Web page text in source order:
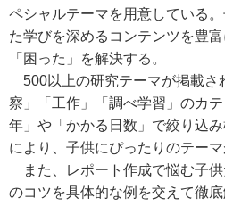
ペシャルテーマを用意している
た学びを深めるコンテンツを豊
「困った」を解決する。
500以上の研究テーマが掲載さ
察」「工作」「調べ学習」のカ
年」や「かかる日数」で絞り込
により、子供にぴったりのテーマ
また、レポート作成で悩む子
のコツを具体的な例を交えて徹